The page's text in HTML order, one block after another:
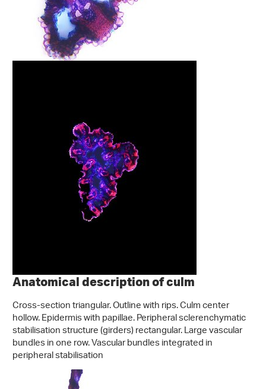
Anatomical description of culm
Cross-section triangular. Outline with rips. Culm center
hollow. Epidermis with papillae. Peripheral sclerenchymatic
stabilisation structure (girders) rectangular. Large vascular
bundles in one row. Vascular bundles integrated in
peripheral stabilisation